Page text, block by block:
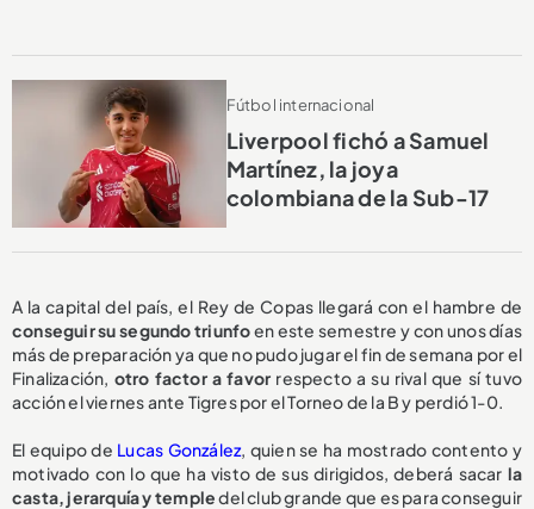
Fútbol internacional
Liverpool fichó a Samuel
Martínez, la joya
colombiana de la Sub-17
A la capital del país, el Rey de Copas llegará con el hambre de
conseguir su segundo triunfoen este semestre y con unos días
más de preparación ya que no pudo jugar el fin de semana por el
Finalización, otro factor a favor respecto a su rival que sí tuvo
acción el viernes ante Tigres por el Torneo de la B y perdió 1-0.
El equipo de Lucas González, quien se ha mostrado contento y
motivado con lo que ha visto de sus dirigidos, deberá sacar la
casta, jerarquía y templedel club grande que es para conseguir